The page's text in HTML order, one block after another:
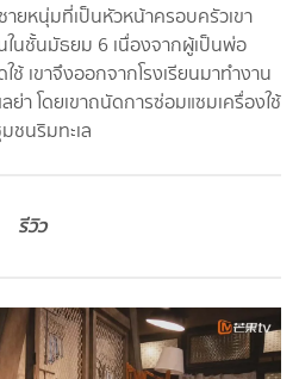
ชายหนุ่มที่เป็นหัวหน้าครอบครัวเขา
นชั้นมัธยม 6 เนื่องจากผู้เป็นพ่อ
ช้ เขาจึงออกจากโรงเรียนมาทำงาน
ย่า โดยเขาถนัดการซ่อมแซมเครื่องใช้
ชนริมทะเล
รีวิว